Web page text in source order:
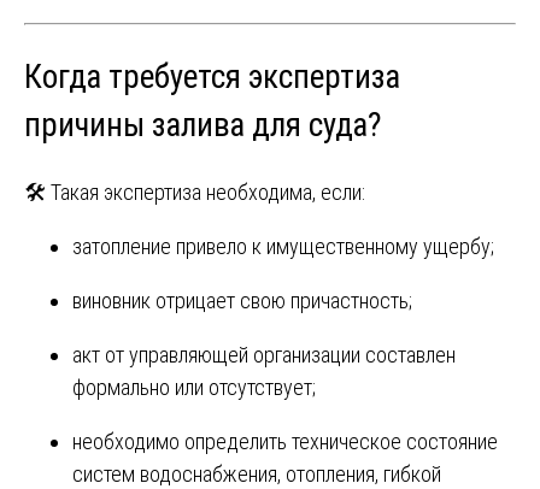
Когда требуется экспертиза
причины залива для суда?
🛠 Такая экспертиза необходима, если:
затопление привело к имущественному ущербу;
виновник отрицает свою причастность;
акт от управляющей организации составлен
формально или отсутствует;
необходимо определить техническое состояние
систем водоснабжения, отопления, гибкой